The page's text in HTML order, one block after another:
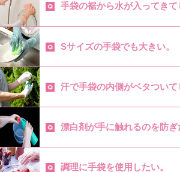
手袋の裾から水が入ってきて
Sサイズの手袋でも大きい。
汗で手袋の内側がベタついて
漂白剤が手に触れるのを防ぎ
調理に手袋を使用したい。